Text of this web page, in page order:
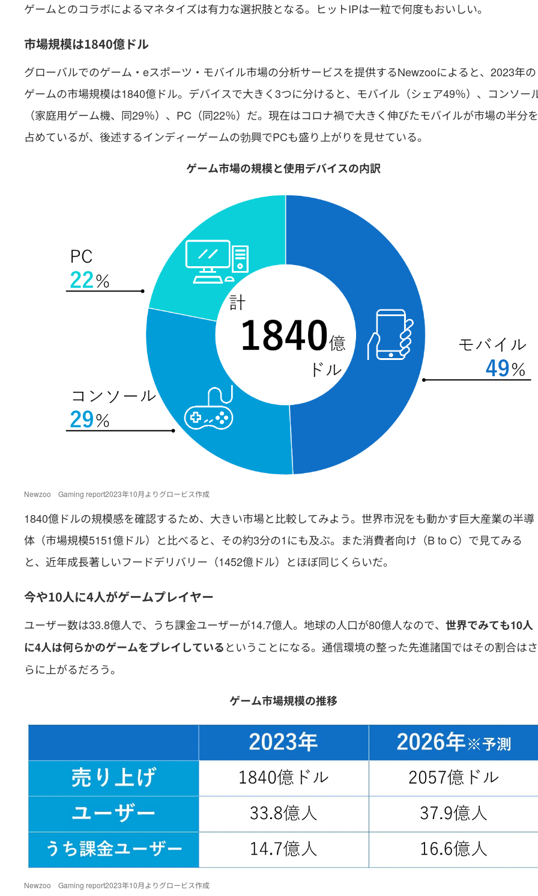
ゲームとのコラボによるマネタイズは有力な選択肢となる。ヒットIPは一粒で何度もおいしい。
市場規模は1840億ドル
グローバルでのゲーム・eスポーツ・モバイル市場の分析サービスを提供するNewzooによると、2023年の
ゲームの市場規模は1840億ドル。デバイスで大きく3つに分けると、モバイル（シェア49％）、コンソー
（家庭用ゲーム機、同29％）、PC（同22％）だ。現在はコロナ禍で大きく伸びたモバイルが市場の半分を
占めているが、後述するインディーゲームの勃興でPCも盛り上がりを見せている。
ゲーム市場の規模と使用デバイスの内訳
Newzoo Gaming report2023年10月よりグロービス作成
1840億ドルの規模感を確認するため、大きい市場と比較してみよう。世界市況をも動かす巨大産業の半導
体（市場規模5151億ドル）と比べると、その約3分の1にも及ぶ。また消費者向け（B to C）で見てみる
と、近年成長著しいフードデリバリー（1452億ドル）とほぼ同じくらいだ。
今や10人に4人がゲームプレイヤー
ユーザー数は33.8億人で、うち課金ユーザーが14.7億人。地球の人口が80億人なので、 世界でみても10人
に4人は何らかのゲームをプレイしているということになる。通信環境の整った先進諸国ではその割合はさ
らに上がるだろう。
ゲーム市場規模の推移
Newzoo Gaming report2023年10月よりグロービス作成